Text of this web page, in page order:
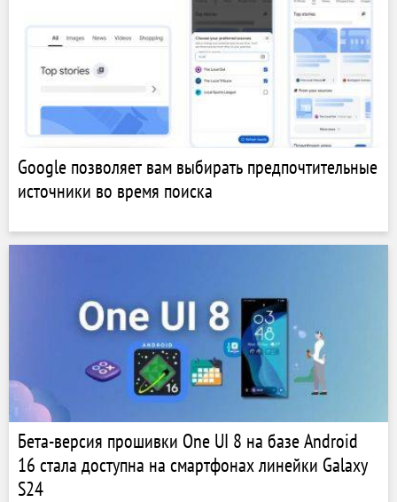
Google позволяет вам выбирать предпочтительные
источники во время поиска
Бета-версия прошивки One UI 8 на базе Android
16 стала доступна на смартфонах линейки Galaxy
S24